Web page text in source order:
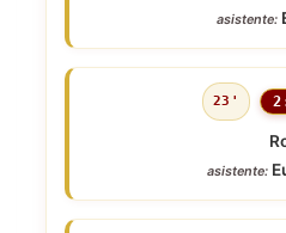
asistente:
23'
asistente: